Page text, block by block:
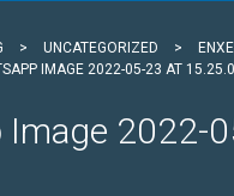
> UNCATEGORIZED >
IMAGE 2022-05-23 AT
Image 2022-